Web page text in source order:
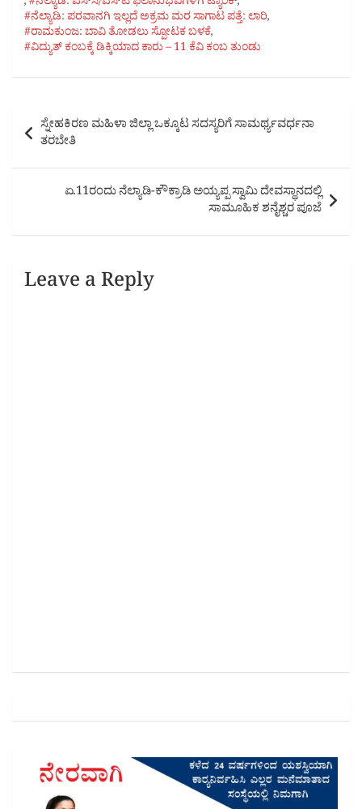
#ನೆಲ್ಯಾಡಿ: ಪರವಾನಗಿ ಇಲ್ಲದೆ ಅಕ್ರಮ ಮರ ಸಾಗಾಟ ಪತ್ತೆ: ಲಾರಿ,
#ರಾಮಕುಂಜ: ಬಾವಿ ತೋಡಲು ಸ್ಪೋಟಕ ಬಳಕೆ,
#ವಿದ್ಯುತ್ ಕಂಬಕ್ಕೆ ಡಿಕ್ಕಿಯಾದ ಕಾರು – 11 ಕೆವಿ ಕಂಬ ತುಂಡು
Post
navigation
ಸ್ನೇಹಕಿರಣ ಮಹಿಳಾ ಜಿಲ್ಲಾ ಒಕ್ಕೂಟ ಸದಸ್ಯರಿಗೆ ಸಾಮರ್ಥ್ಯವರ್ಧನಾ
ತರಬೇತಿ
ಏ.11ರಂದು ನೆಲ್ಯಾಡಿ-ಕೌಕ್ರಾಡಿ ಅಯ್ಯಪ್ಪ ಸ್ವಾಮಿ ದೇವಸ್ಥಾನದಲ್ಲಿ
ಸಾಮೂಹಿಕ ಶನೈಶ್ಚರ ಪೂಜೆ
Leave a Reply